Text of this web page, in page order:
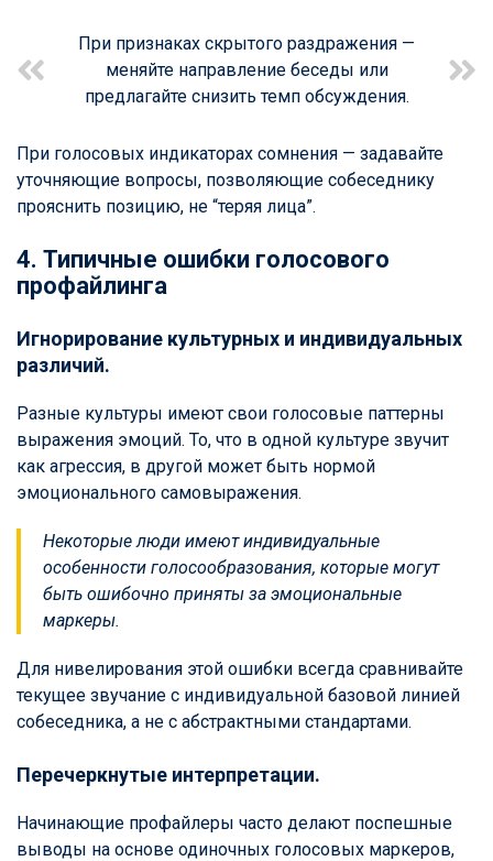
При признаках скрытого раздражения —
меняйте направление беседы или
предлагайте снизить темп обсуждения.
При голосовых индикаторах сомнения — задавайте
уточняющие вопросы, позволяющие собеседнику
прояснить позицию, не “теряя лица”.
4. Типичные ошибки голосового
профайлинга
Игнорирование культурных и индивидуальных
различий.
Разные культуры имеют свои голосовые паттерны
выражения эмоций. То, что в одной культуре звучит
как агрессия, в другой может быть нормой
эмоционального самовыражения.
Некоторые люди имеют индивидуальные
особенности голосообразования, которые могут
быть ошибочно приняты за эмоциональные
маркеры.
Для нивелирования этой ошибки всегда сравнивайте
текущее звучание с индивидуальной базовой линией
собеседника, а не с абстрактными стандартами.
Перечеркнутые интерпретации.
Начинающие профайлеры часто делают поспешные
выводы на основе одиночных голосовых маркеров,